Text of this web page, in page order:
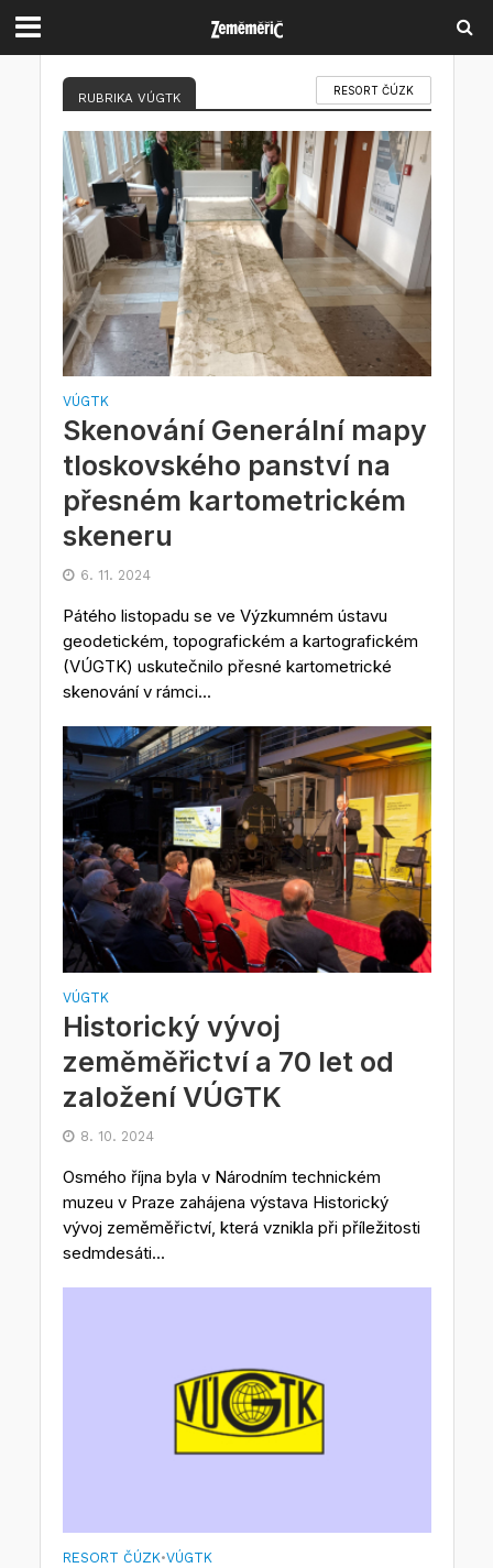
RUBRIKA VÚGTK
RESORT ČÚZK
VÚGTK
Skenování Generální mapy
tloskovského panství na
přesném kartometrickém
skeneru
6. 11. 2024
Pátého listopadu se ve Výzkumném ústavu
geodetickém, topografickém a kartografickém
(VÚGTK) uskutečnilo přesné kartometrické
skenování v rámci...
VÚGTK
Historický vývoj
zeměměřictví a 70 let od
založení VÚGTK
8. 10. 2024
Osmého října byla v Národním technickém
muzeu v Praze zahájena výstava Historický
vývoj zeměměřictví, která vznikla při příležitosti
sedmdesáti...
RESORT ČÚZK•VÚGTK